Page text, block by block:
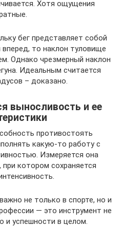
Хотя ощущения
бег представляет собой
то наклон туловище
Однако чрезмерный наклон
Идеальным считается
– доказано.
выносливость и ее
противостоять
какую-то работу с
Измеряется она
котором сохраняется
не только в спорте, но и
— это инструмент не
и успешности в целом.